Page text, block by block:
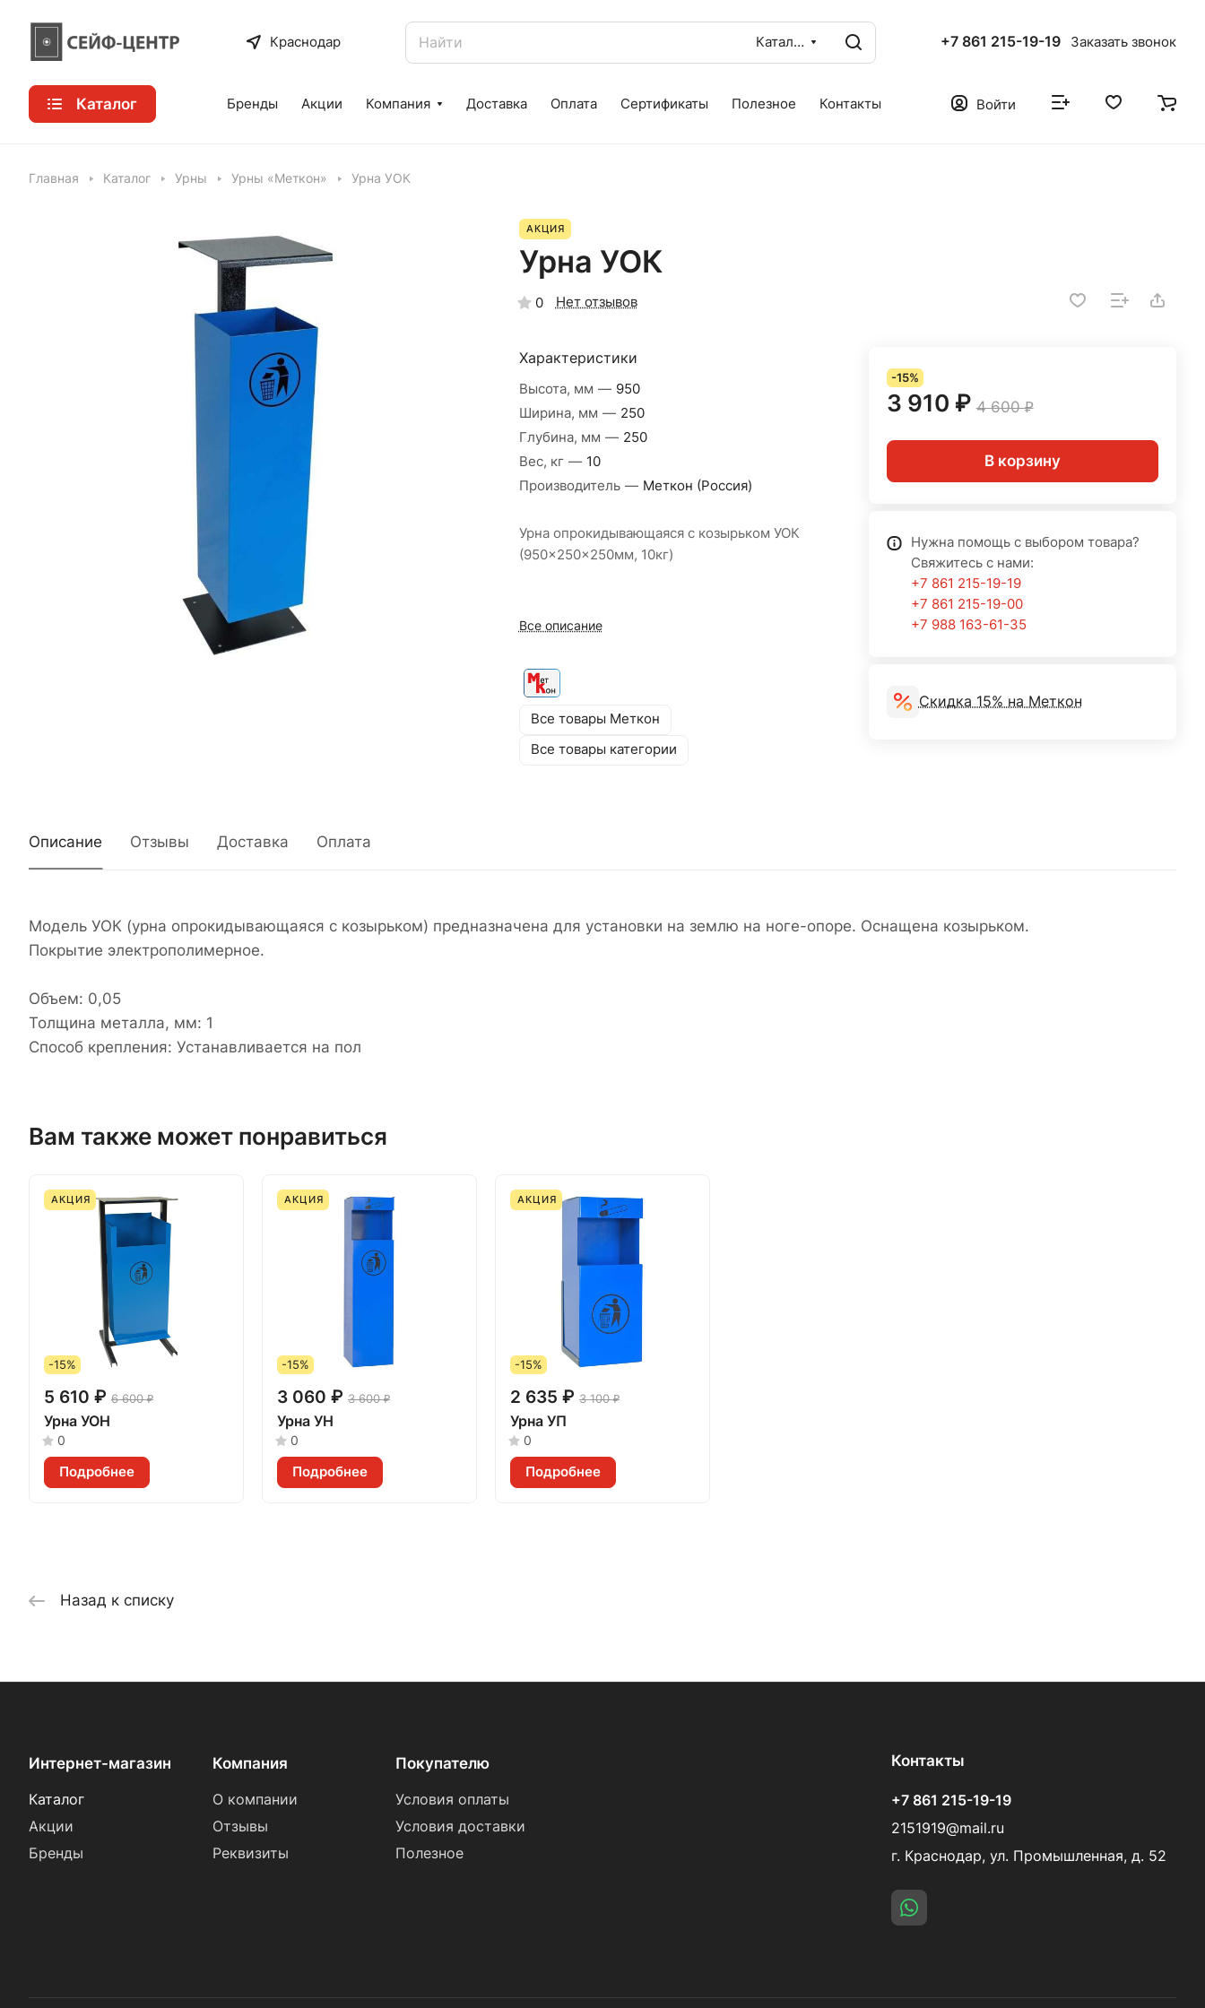
Краснодар Каталог +7 861 215-19-19 Заказать звонок
Каталог Бренды Акции Компания Доставка Оплата Сертификаты Полезное Контакты Войти
Главная Каталог Урны Урны «Меткон» Урна УОК
АКЦИЯ
Урна УОК
0 Нет отзывов
Характеристики
Высота, мм — 950
Ширина, мм — 250
Глубина, мм — 250
Вес, кг — 10
Производитель — Меткон (Россия)
Урна опрокидывающаяся с козырьком УОК
(950x250x250мм, 10кг)
Все описание
Все товары Меткон
Все товары категории
-15%
3 910 ₽ 4 600 ₽
В корзину
Нужна помощь с выбором товара?
Свяжитесь с нами:
+7 861 215-19-19
+7 861 215-19-00
+7 988 163-61-35
Скидка 15% на Меткон
Описание Отзывы Доставка Оплата
Модель УОК (урна опрокидывающаяся с козырьком) предназначена для установки на землю на ноге-опоре. Оснащена козырьком.
Покрытие электрополимерное.
Объем: 0,05
Толщина металла, мм: 1
Способ крепления: Устанавливается на пол
Вам также может понравиться
АКЦИЯ
-15%
5 610 ₽ 6 600 ₽
Урна УОН
0
Подробнее
АКЦИЯ
-15%
3 060 ₽ 3 600 ₽
Урна УН
0
Подробнее
АКЦИЯ
-15%
2 635 ₽ 3 100 ₽
Урна УП
0
Подробнее
Назад к списку
Интернет-магазин
Каталог
Акции
Бренды
Компания
О компании
Отзывы
Реквизиты
Покупателю
Условия оплаты
Условия доставки
Полезное
Контакты
+7 861 215-19-19
2151919@mail.ru
г. Краснодар, ул. Промышленная, д. 52